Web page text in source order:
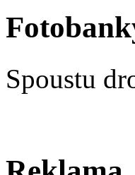
Spoustu